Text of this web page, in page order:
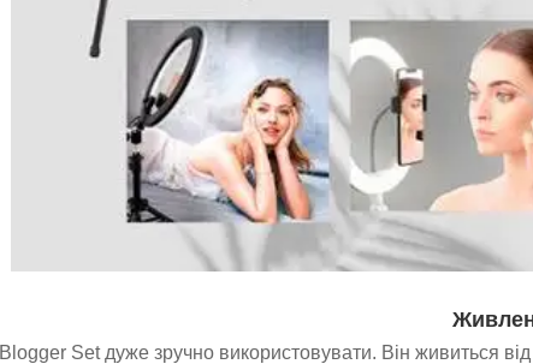
Blogger Set дуже зручно використовувати. Він живиться